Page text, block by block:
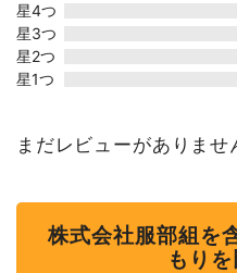
星4つ
星3つ
星2つ
星1つ
まだレビューがありませ
株式会社服部組を
もり